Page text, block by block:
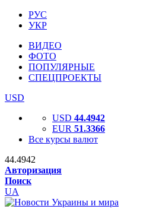
РУС
УКР
ВИДЕО
ФОТО
ПОПУЛЯРНЫЕ
СПЕЦПРОЕКТЫ
USD
USD 44.4942
EUR 51.3366
Все курсы валют
44.4942
Авторизация
Поиск
UA